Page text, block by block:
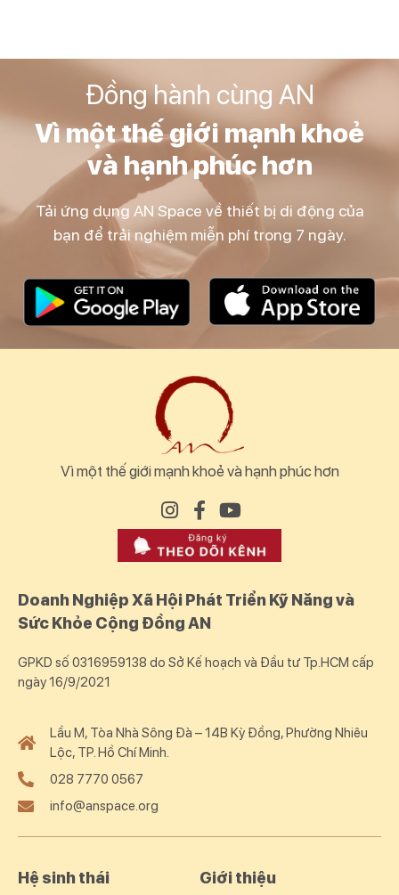
Đồng hành cùng AN
Vì một thế giới mạnh khoẻ
và hạnh phúc hơn
Tải ứng dụng AN Space về thiết bị di động của
bạn để trải nghiệm miễn phí trong 7 ngày.
Vì một thế giới mạnh khoẻ và hạnh phúc hơn
Doanh Nghiệp Xã Hội Phát Triển Kỹ Năng và
Sức Khỏe Cộng Đồng AN
GPKD số 0316959138 do Sở Kế hoạch và Đầu tư Tp.HCM cấp
ngày 16/9/2021
Lầu M, Tòa Nhà Sông Đà – 14B Kỳ Đồng, Phường Nhiêu
Lộc, TP. Hồ Chí Minh.
028 7770 0567
info@anspace.org
Hệ sinh thái Giới thiệu